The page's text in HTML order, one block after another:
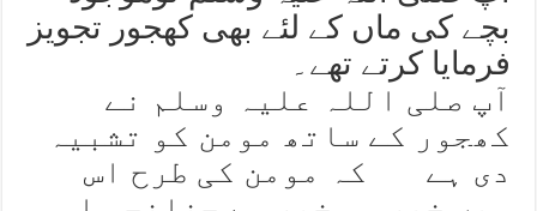
بچے کی ماں کے لئے بھی کھجور تجویز
فرمایا کرتے تھے۔
آپ صلی اللہ علیہ وسلم نے
کھجور کے ساتھ مومن کو تشبیہ
دی ہے کہ مومن کی طرح اس